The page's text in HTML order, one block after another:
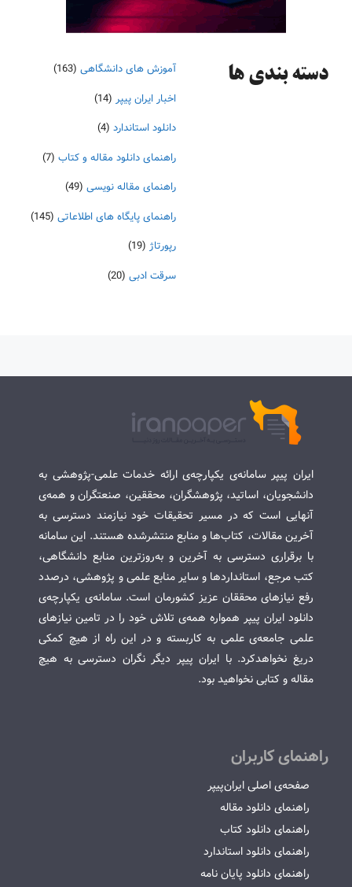
دسته‌ بندی ها آموزش های دانشگاهی (163)
اخبار ایران پیپر (14)
دانلود استاندارد (4)
راهنمای دانلود مقاله و کتاب (7)
راهنمای مقاله نویسی (49)
راهنمای پایگاه های اطلاعاتی (145)
رپورتاژ (19)
سرقت ادبی (20)
ایران پیپر سامانه‌ی یکپارچه‌ی ارائه خدمات علمی-پژوهشی به
دانشجویان، اساتید، پژوهشگران، محققین، صنعتگران و همه‌ی
آنهایی است که در مسیر تحقیقات خود نیازمند دسترسی به
آخرین مقالات، کتاب‌ها و منابع منتشرشده هستند. این سامانه
با برقراری دسترسی به آخرین و به‌روزترین منابع دانشگاهی،
کتب مرجع، استانداردها و سایر منابع علمی و پژوهشی، درصدد
رفع نیازهای محققان عزیز کشورمان است. سامانه‌ی یکپارچه‌ی
دانلود ایران پیپر همواره همه‌ی تلاش خود را در تامین نیازهای
علمی جامعه‌ی علمی به کاربسته و در این راه از هیچ کمکی
دریغ نخواهدکرد. با ایران پیپر دیگر نگران دسترسی به هیچ
مقاله و کتابی نخواهید بود.
راهنمای کاربران
صفحه‌ی اصلی ایران‌پیپر
راهنمای دانلود مقاله
راهنمای دانلود کتاب
راهنمای دانلود استاندارد
راهنمای دانلود پایان نامه